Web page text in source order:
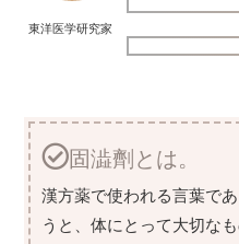
東洋医学研究家
固澁劑とは。
漢方薬で使われる言葉で
うと、体にとって大切な